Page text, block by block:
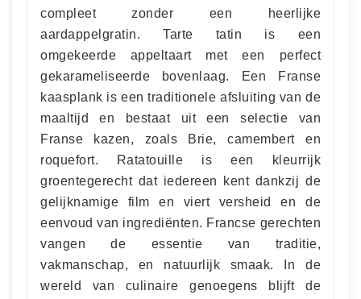
compleet zonder een heerlijke
aardappelgratin. Tarte tatin is een
omgekeerde appeltaart met een perfect
gekarameliseerde bovenlaag. Een Franse
kaasplank is een traditionele afsluiting van de
maaltijd en bestaat uit een selectie van
Franse kazen, zoals Brie, camembert en
roquefort. Ratatouille is een kleurrijk
groentegerecht dat iedereen kent dankzij de
gelijknamige film en viert versheid en de
eenvoud van ingrediënten. Francse gerechten
vangen de essentie van traditie,
vakmanschap, en natuurlijk smaak. In de
wereld van culinaire genoegens blijft de